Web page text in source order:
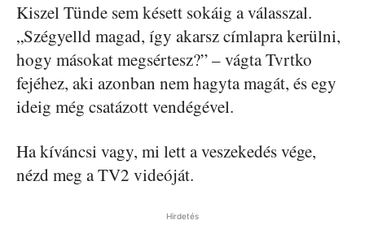
Kiszel Tünde sem késett sokáig a válasszal.
„Szégyelld magad, így akarsz címlapra kerülni,
hogy másokat megsértesz?” – vágta Tvrtko
fejéhez, aki azonban nem hagyta magát, és egy
ideig még csatázott vendégével.
Ha kíváncsi vagy, mi lett a veszekedés vége,
nézd meg a TV2 videóját.
Hirdetés